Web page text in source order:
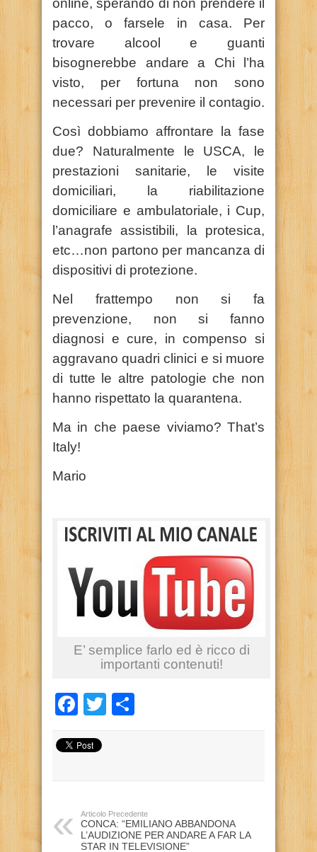
online, sperando di non prendere il
pacco, o farsele in casa. Per
trovare alcool e guanti
bisognerebbe andare a Chi l’ha
visto, per fortuna non sono
necessari per prevenire il contagio.
Così dobbiamo affrontare la fase
due? Naturalmente le USCA, le
prestazioni sanitarie, le visite
domiciliari, la riabilitazione
domiciliare e ambulatoriale, i Cup,
l’anagrafe assistibili, la protesica,
etc…non partono per mancanza di
dispositivi di protezione.
Nel frattempo non si fa
prevenzione, non si fanno
diagnosi e cure, in compenso si
aggravano quadri clinici e si muore
di tutte le altre patologie che non
hanno rispettato la quarantena.
Ma in che paese viviamo? That’s
Italy!
Mario
E’ semplice farlo ed è ricco di
importanti contenuti!
Facebook
Twitter
Articolo Precedente
CONCA: “EMILIANO ABBANDONA
L’AUDIZIONE PER ANDARE A FAR LA
STAR IN TELEVISIONE”